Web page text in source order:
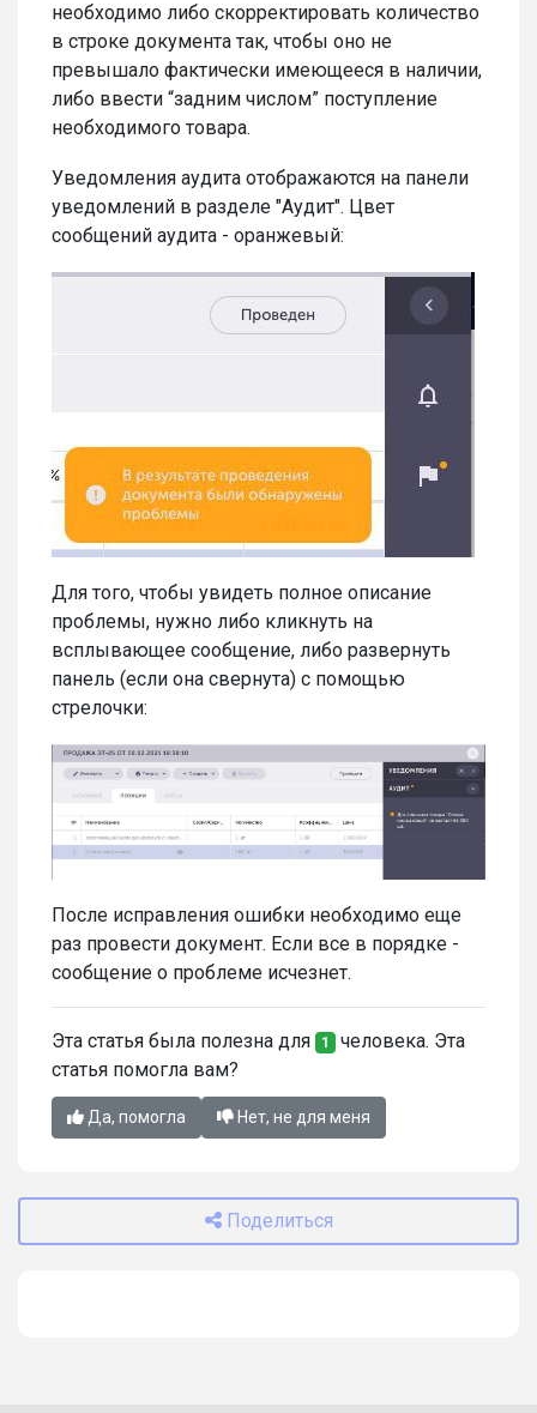
необходимо либо скорректировать количество
в строке документа так, чтобы оно не
превышало фактически имеющееся в наличии,
либо ввести “задним числом” поступление
необходимого товара.
Уведомления аудита отображаются на панели
уведомлений в разделе "Аудит". Цвет
сообщений аудита - оранжевый:
Для того, чтобы увидеть полное описание
проблемы, нужно либо кликнуть на
всплывающее сообщение, либо развернуть
панель (если она свернута) с помощью
стрелочки:
После исправления ошибки необходимо еще
раз провести документ. Если все в порядке -
сообщение о проблеме исчезнет.
Эта статья была полезна для 1 человека. Эта
статья помогла вам?
Да, помогла Нет, не для меня
Поделиться